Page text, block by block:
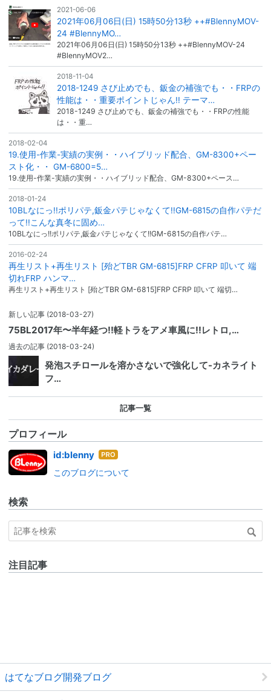
2021-06-06
2021年06月06日(日) 15時50分13秒 ++#BlennyMOV-
24 #BlennyMO…
2021年06月06日(日) 15時50分13秒 ++#BlennyMOV-24
#BlennyMOV2…
2018-11-04
2018-1249 さび止めでも、鈑金の補強でも・・FRPの
性能は・・重要ポイントじゃん!! テーマ…
2018-1249 さび止めでも、鈑金の補強でも・・FRPの性能
は・・重…
2018-02-04
19.使用-作業-実績の実例・・ハイブリッド配合、GM-8300+ペー
スト化・・ GM-6800=5…
19.使用-作業-実績の実例・・ハイブリッド配合、GM-8300+ペース…
2018-01-24
10BLなにっ!!ポリパテ,鈑金パテじゃなくて!!GM-6815の自作パテだ
って!!こんな真冬に固め…
10BLなにっ!!ポリパテ,鈑金パテじゃなくて!!GM-6815の自作パテ…
2016-02-24
再生リスト+再生リスト [殆どTBR GM-6815]FRP CFRP 叩いて 端
切れFRP ハンマ…
再生リスト+再生リスト [殆どTBR GM-6815]FRP CFRP 叩いて 端切…
新しい記事 (2018-03-27)
75BL2017年〜半年経つ!!軽トラをアメ車風に!!レトロ,…
過去の記事 (2018-03-24)
発泡スチロールを溶かさないで強化して-カネライト
フ…
記事一覧
プロフィール
id:blenny はて
ログ
このブログについて
検索
注目記事
はてなブログ開発ブログ